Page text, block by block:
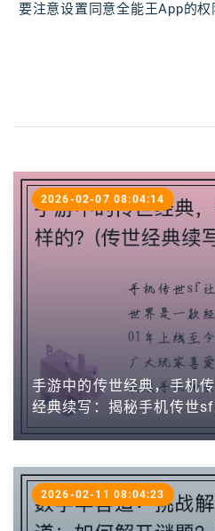
要注意设置同意全能王App的权
手游中的传世经典，手机
经典续写：揭秘手机传世
2026-02-07 08:04:14
2026-02-11 08:04:23